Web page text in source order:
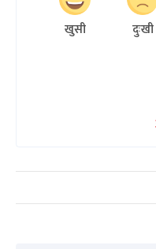
खुसी दुःखी